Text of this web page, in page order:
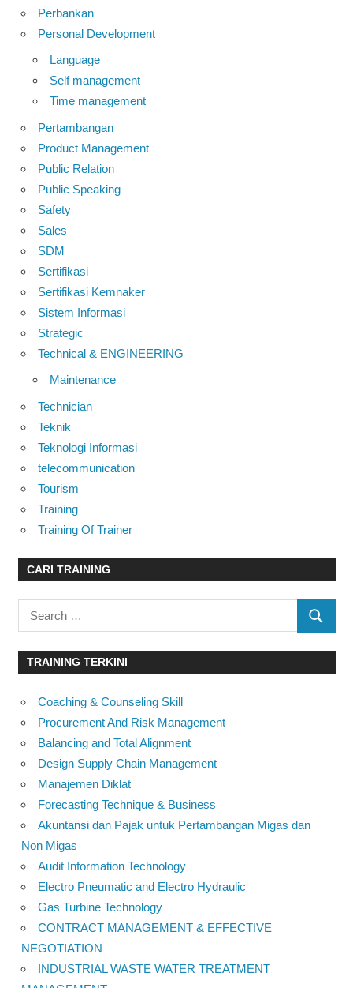
Perbankan
Personal Development
Language
Self management
Time management
Pertambangan
Product Management
Public Relation
Public Speaking
Safety
Sales
SDM
Sertifikasi
Sertifikasi Kemnaker
Sistem Informasi
Strategic
Technical & ENGINEERING
Maintenance
Technician
Teknik
Teknologi Informasi
telecommunication
Tourism
Training
Training Of Trainer
CARI TRAINING
Search
for:
SEARCH
TRAINING TERKINI
Coaching & Counseling Skill
Procurement And Risk Management
Balancing and Total Alignment
Design Supply Chain Management
Manajemen Diklat
Forecasting Technique & Business
Akuntansi dan Pajak untuk Pertambangan Migas dan
Non Migas
Audit Information Technology
Electro Pneumatic and Electro Hydraulic
Gas Turbine Technology
CONTRACT MANAGEMENT & EFFECTIVE
NEGOTIATION
INDUSTRIAL WASTE WATER TREATMENT